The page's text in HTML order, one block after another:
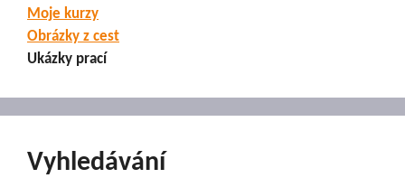
Moje kurzy
Obrázky z cest
Ukázky prací
Vyhledávání